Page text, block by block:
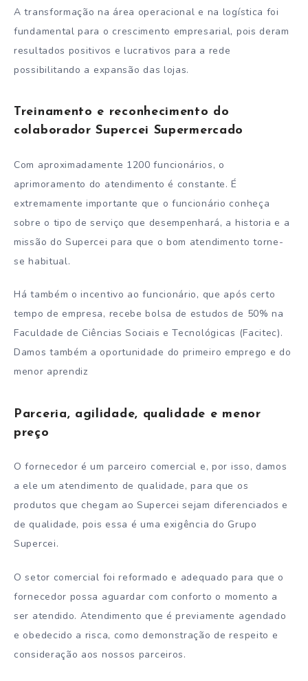
A transformação na área operacional e na logística foi
fundamental para o crescimento empresarial, pois deram
resultados positivos e lucrativos para a rede
possibilitando a expansão das lojas.
Treinamento e reconhecimento do
colaborador Supercei Supermercado
Com aproximadamente 1200 funcionários, o
aprimoramento do atendimento é constante. É
extremamente importante que o funcionário conheça
sobre o tipo de serviço que desempenhará, a historia e a
missão do Supercei para que o bom atendimento torne-
se habitual.
Há também o incentivo ao funcionário, que após certo
tempo de empresa, recebe bolsa de estudos de 50% na
Faculdade de Ciências Sociais e Tecnológicas (Facitec).
Damos também a oportunidade do primeiro emprego e do
menor aprendiz
Parceria, agilidade, qualidade e menor
preço
O fornecedor é um parceiro comercial e, por isso, damos
a ele um atendimento de qualidade, para que os
produtos que chegam ao Supercei sejam diferenciados e
de qualidade, pois essa é uma exigência do Grupo
Supercei.
O setor comercial foi reformado e adequado para que o
fornecedor possa aguardar com conforto o momento a
ser atendido. Atendimento que é previamente agendado
e obedecido a risca, como demonstração de respeito e
consideração aos nossos parceiros.